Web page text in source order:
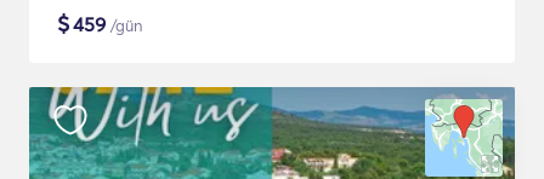
$459 /gün